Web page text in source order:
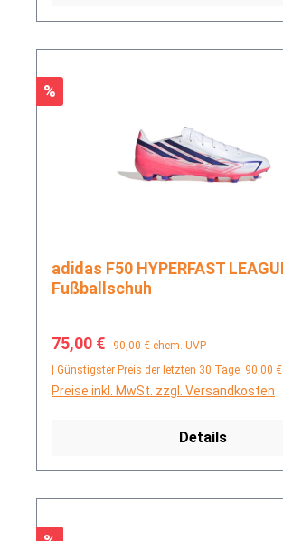
Rabatt
%
adidas F50 HYPERFAST LEAGUE FG
Fußballschuh
Verkaufspreis:
75,00 € Regulärer Preis:
90,00 € ehem. UVP
| Günstigster Preis der letzten 30 Tage: 90,00 €
Preise inkl. MwSt. zzgl. Versandkosten
Details